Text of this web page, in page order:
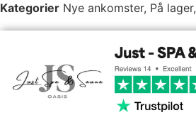
Kategorier Nye ankomster, På lager,